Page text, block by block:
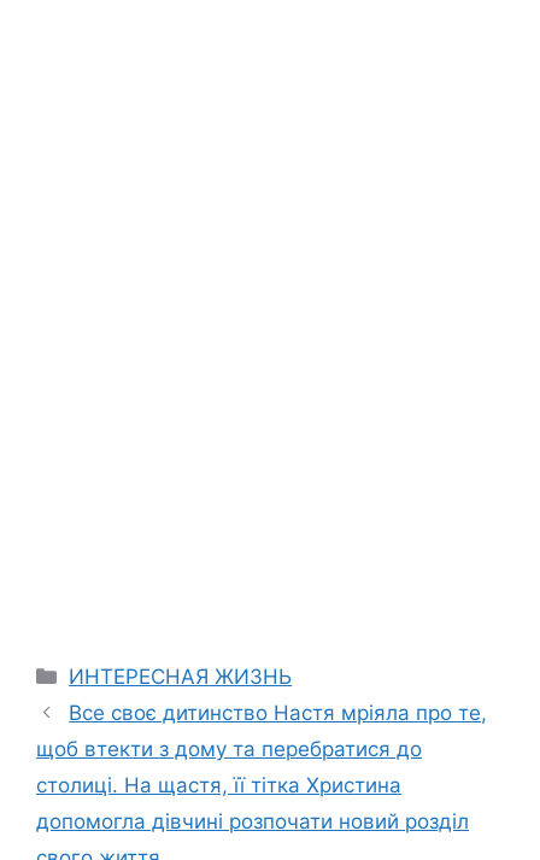
Categories
ИНТЕРЕСНАЯ ЖИЗНЬ
Все своє дитинство Настя мріяла про те,
щоб втекти з дому та перебратися до
столиці. На щастя, її тітка Христина
допомогла дівчині розпочати новий розділ